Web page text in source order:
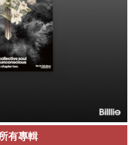
有專輯